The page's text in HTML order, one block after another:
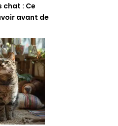
chat : Ce
avant de